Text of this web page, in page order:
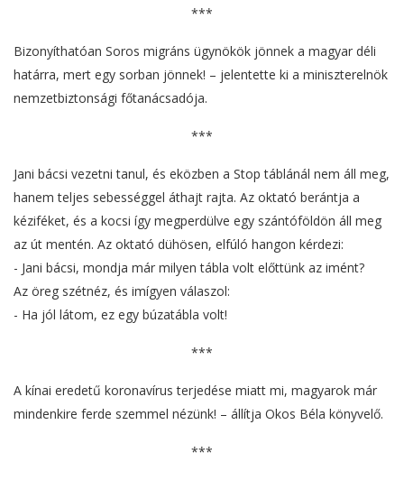
***
Bizonyíthatóan Soros migráns ügynökök jönnek a magyar déli
határra, mert egy sorban jönnek! – jelentette ki a miniszterelnök
nemzetbiztonsági főtanácsadója.
***
Jani bácsi vezetni tanul, és eközben a Stop táblánál nem áll meg,
hanem teljes sebességgel áthajt rajta. Az oktató berántja a
kéziféket, és a kocsi így megperdülve egy szántóföldön áll meg
az út mentén. Az oktató dühösen, elfúló hangon kérdezi:
- Jani bácsi, mondja már milyen tábla volt előttünk az imént?
Az öreg szétnéz, és imígyen válaszol:
- Ha jól látom, ez egy búzatábla volt!
***
A kínai eredetű koronavírus terjedése miatt mi, magyarok már
mindenkire ferde szemmel nézünk! – állítja Okos Béla könyvelő.
***